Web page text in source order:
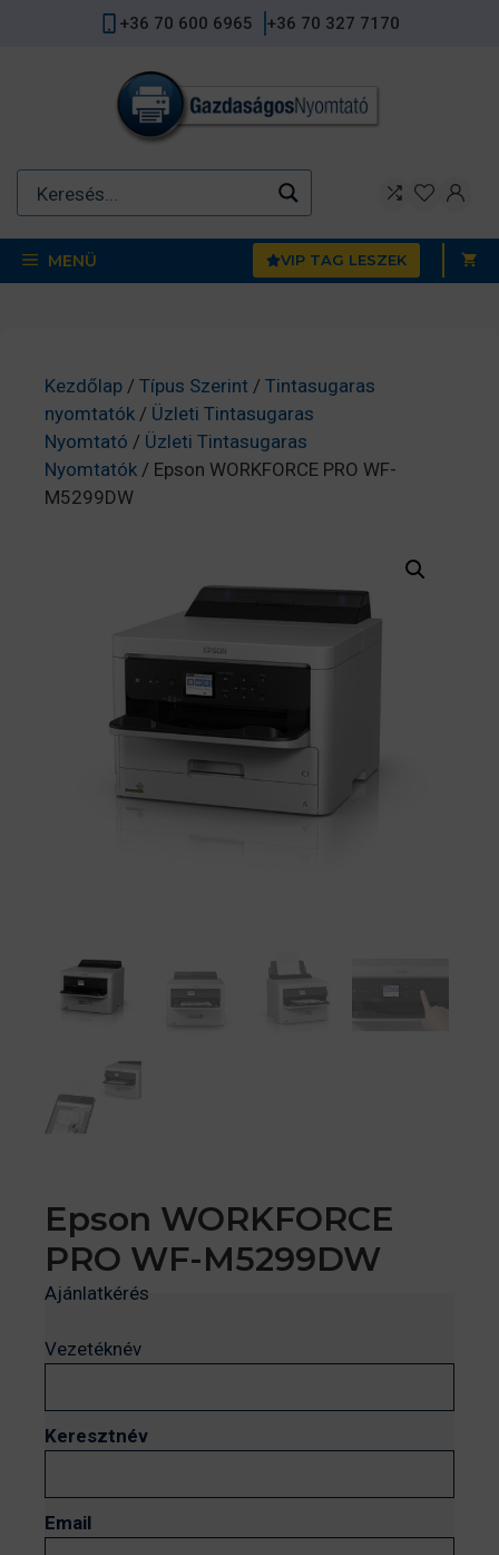
+36 70 600 6965 +36 70 327 7170
MENÜ VIP TAG LESZEK
Kezdőlap / Típus Szerint / Tintasugaras
nyomtatók / Üzleti Tintasugaras
Nyomtató / Üzleti Tintasugaras
Nyomtatók / Epson WORKFORCE PRO WF-
M5299DW
Epson WORKFORCE
PRO WF-M5299DW
Ajánlatkérés
Vezetéknév
Keresztnév
Email